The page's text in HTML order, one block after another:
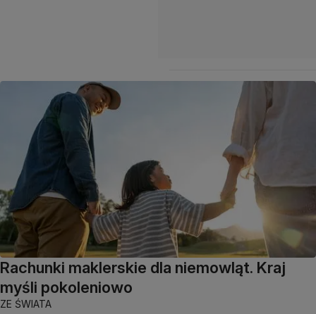
Rachunki maklerskie dla niemowląt. Kraj
myśli pokoleniowo
ZE ŚWIATA